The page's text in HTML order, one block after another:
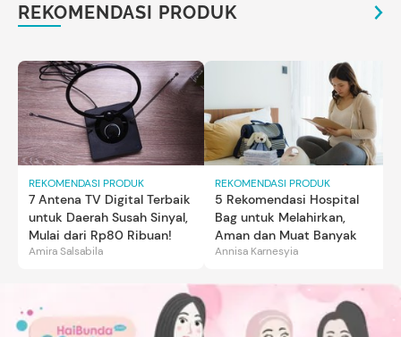
REKOMENDASI PRODUK
REKOMENDASI PRODUK
7 Antena TV Digital Terbaik
untuk Daerah Susah Sinyal,
Mulai dari Rp80 Ribuan!
Amira Salsabila
REKOMENDASI PRODUK
5 Rekomendasi Hospital
Bag untuk Melahirkan,
Aman dan Muat Banyak
Annisa Karnesyia